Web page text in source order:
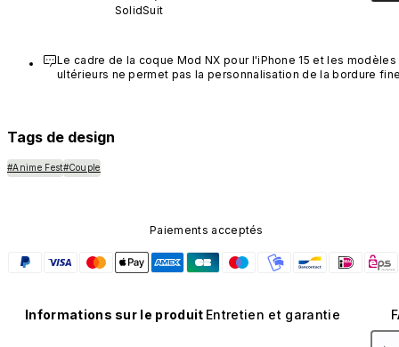
SolidSuit
Le cadre de la coque Mod NX pour l'iPhone 15 et les modèles
ultérieurs ne permet pas la personnalisation de la bordure
Tags de design
#Anime Fest#Couple
Paiements acceptés
Informations sur le produit Entretien et garantie